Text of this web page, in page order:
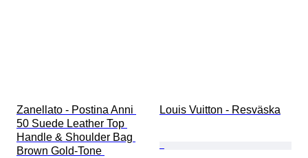
Zanellato - Postina Anni
50 Suede Leather Top
Handle & Shoulder Bag
Brown Gold-Tone
Louis Vuitton - Resväska